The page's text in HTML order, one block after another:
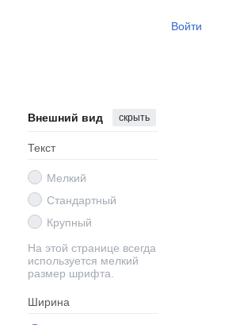
Войти
Внешний вид скрыть
Текст
Мелкий
Стандартный
Крупный
На этой странице всегда
используется мелкий
размер шрифта.
Ширина